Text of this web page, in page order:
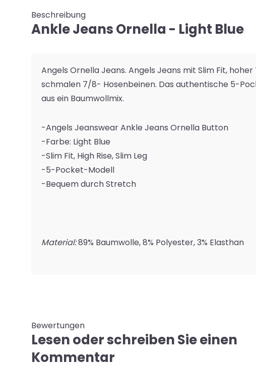
Beschreibung
Ankle Jeans Ornella - Light Blue
Angels Ornella Jeans. Angels Jeans mit Slim Fit, hoher
schmalen 7/8- Hosenbeinen. Das authentische 5-
aus ein Baumwollmix.
-Angels Jeanswear Ankle Jeans Ornella Button
-Farbe: Light Blue
-Slim Fit, High Rise, Slim Leg
-5-Pocket-Modell
-Bequem durch Stretch
Material:89% Baumwolle, 8% Polyester, 3% Elasthan
Bewertungen
Lesen oder schreiben Sie einen
Kommentar